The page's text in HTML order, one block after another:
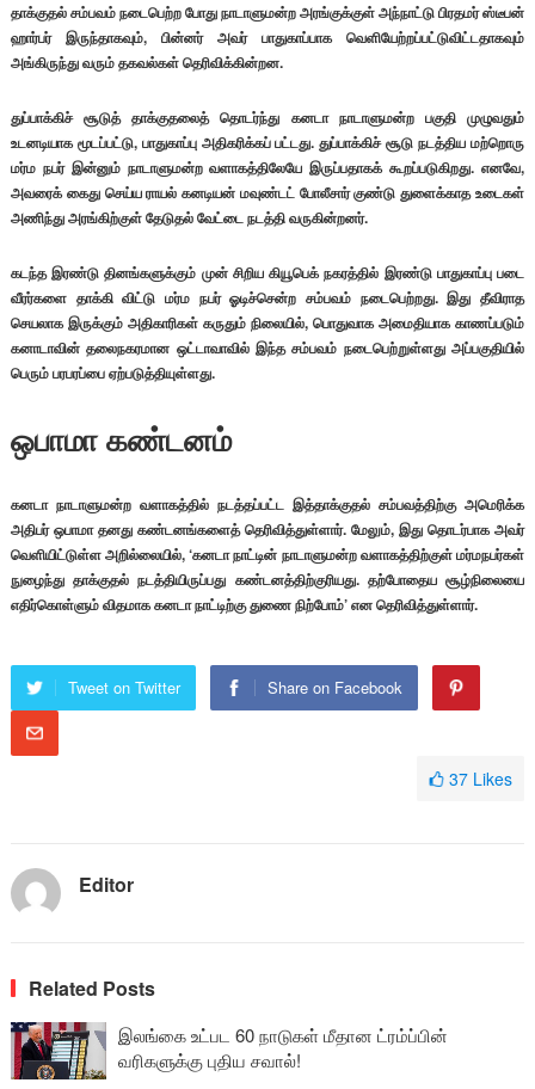
தாக்குதல் சம்பவம் நடைபெற்ற போது நாடாளுமன்ற அரங்குக்குள் அந்நாட்டு பிரதமர் ஸ்டீபன்
ஹார்பர் இருந்தாகவும், பின்னர் அவர் பாதுகாப்பாக வெளியேற்றப்பட்டுவிட்டதாகவும்
அங்கிருந்து வரும் தகவல்கள் தெரிவிக்கின்றன.
துப்பாக்கிச் சூடுத் தாக்குதலைத் தொடர்ந்து கனடா நாடாளுமன்ற பகுதி முழுவதும்
உடனடியாக மூடப்பட்டு, பாதுகாப்பு அதிகரிக்கப் பட்டது. துப்பாக்கிச் சூடு நடத்திய மற்றொரு
மர்ம நபர் இன்னும் நாடாளுமன்ற வளாகத்திலேயே இருப்பதாகக் கூறப்படுகிறது. எனவே,
அவரைக் கைது செய்ய ராயல் கனடியன் மவுண்டட் போலீசார் குண்டு துளைக்காத உடைகள்
அணிந்து அரங்கிற்குள் தேடுதல் வேட்டை நடத்தி வருகின்றனர்.
கடந்த இரண்டு தினங்களுக்கும் முன் சிறிய கியூபெக் நகரத்தில் இரண்டு பாதுகாப்பு படை
வீரர்களை தாக்கி விட்டு மர்ம நபர் ஓடிச்சென்ற சம்பவம் நடைபெற்றது. இது தீவிராத
செயலாக இருக்கும் அதிகாரிகள் கருதும் நிலையில், பொதுவாக அமைதியாக காணப்படும்
கனாடாவின் தலைநகரமான ஒட்டாவாவில் இந்த சம்பவம் நடைபெற்றுள்ளது அப்பகுதியில்
பெரும் பரபரப்பை ஏற்படுத்தியுள்ளது.
ஒபாமா கண்டனம்
கனடா நாடாளுமன்ற வளாகத்தில் நடத்தப்பட்ட இத்தாக்குதல் சம்பவத்திற்கு அமெரிக்க
அதிபர் ஒபாமா தனது கண்டனங்களைத் தெரிவித்துள்ளார். மேலும், இது தொடர்பாக அவர்
வெளியிட்டுள்ள அறில்லையில், ‘கனடா நாட்டின் நாடாளுமன்ற வளாகத்திற்குள் மர்மநபர்கள்
நுழைந்து தாக்குதல் நடத்தியிருப்பது கண்டனத்திற்குரியது. தற்போதைய சூழ்நிலையை
எதிர்கொள்ளும் விதமாக கனடா நாட்டிற்கு துணை நிற்போம்’ என தெரிவித்துள்ளார்.
Tweet on Twitter Share on Facebook
37 Likes
Editor
Related Posts
இலங்கை உட்பட 60 நாடுகள் மீதான ட்ரம்ப்பின்
வரிகளுக்கு புதிய சவால்!